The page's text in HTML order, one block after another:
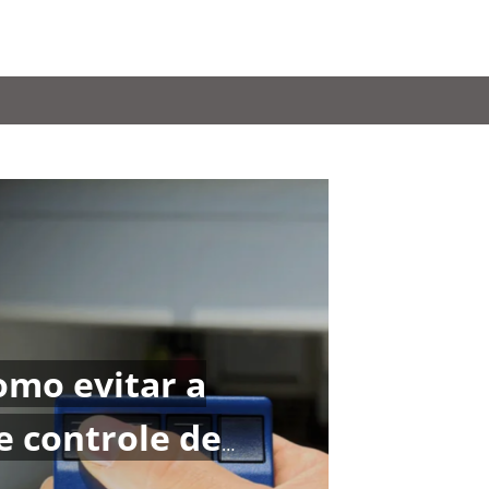
evitar a
controle de